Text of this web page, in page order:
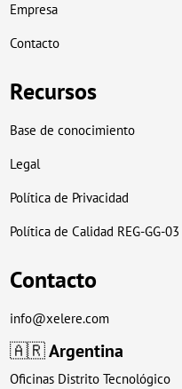
Empresa
Contacto
Recursos
Base de conocimiento
Legal
Política de Privacidad
Política de Calidad REG-GG-
Contacto
info@xelere.com
🇦🇷Argentina
Oficinas Distrito Tecnológico